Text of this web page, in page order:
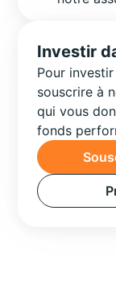
Investir
Pour
souscrire à
qui vous
fonds